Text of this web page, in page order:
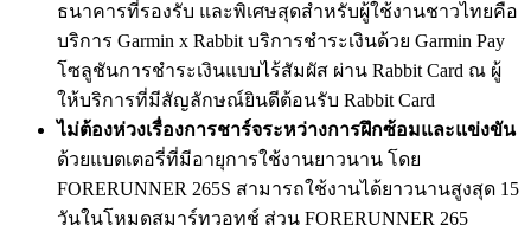
ธนาคารที่รองรับ และพิเศษสุดสำหรับผู้ใช้งานชาวไทยคือ
บริการ Garmin x Rabbit บริการชำระเงินด้วย Garmin Pay
โซลูชันการชำระเงินแบบไร้สัมผัส ผ่าน Rabbit Card ณ ผู้
ให้บริการที่มีสัญลักษณ์ยินดีต้อนรับ Rabbit Card
ไม่ต้องห่วงเรื่องการชาร์จระหว่างการฝึกซ้อมและแข่งขัน
ด้วยแบตเตอรี่ที่มีอายุการใช้งานยาวนาน โดย
FORERUNNER 265S สามารถใช้งานได้ยาวนานสูงสุด 15
วันในโหมดสมาร์ทวอทช์ ส่วน FORERUNNER 265